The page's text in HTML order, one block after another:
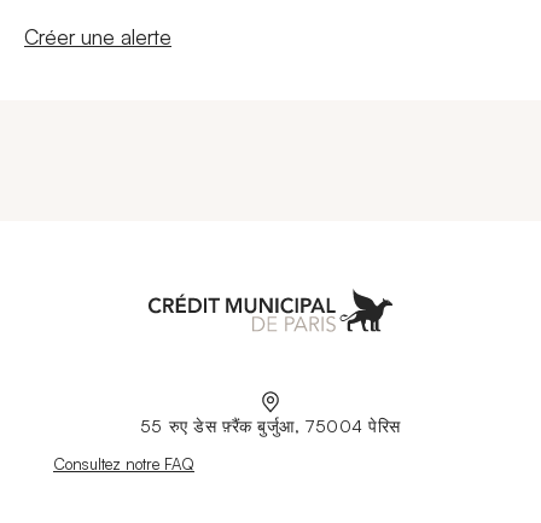
Nouvelle fenêtre
Créer une alerte
55 रुए डेस फ़्रैंक बुर्जुआ, 75004 पेरिस
Nouvelle fenêtre
Consultez notre FAQ